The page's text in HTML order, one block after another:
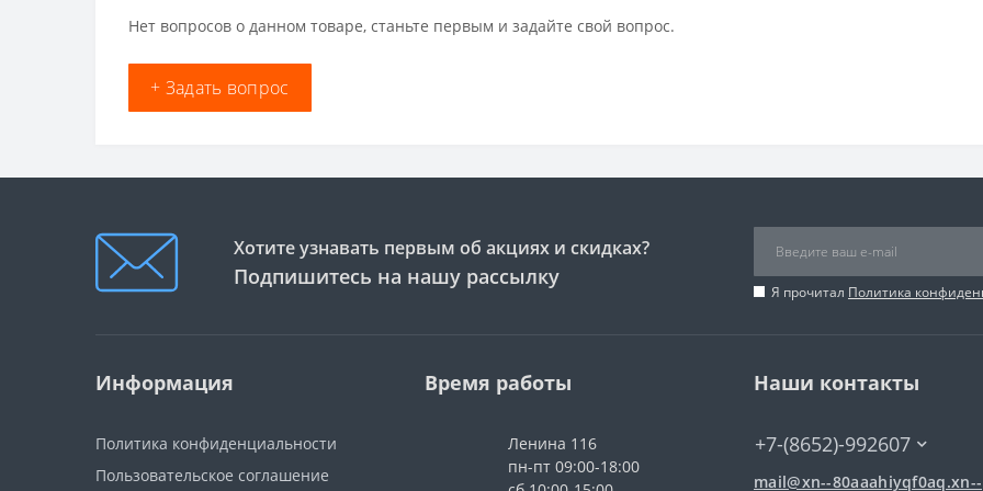
Нет вопросов о данном товаре, станьте первым и задайте свой вопрос.
+ Задать вопрос
Хотите узнавать первым об акциях и скидках?
Подпишитесь на нашу рассылку
Я прочитал Политика
Информация
Политика конфиденциальности
Пользовательское соглашение
Время работы
Ленина 116
пн-пт 09:00-18:00
Наши контакты
+7-(8652)-992607
mail@xn--